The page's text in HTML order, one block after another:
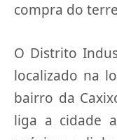
compra do
O Distrito
localizado na
bairro da
liga a cidade